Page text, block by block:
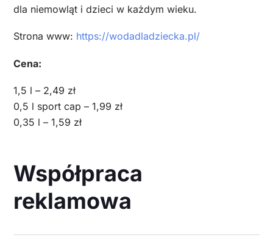
dla niemowląt i dzieci w każdym wieku.
Strona www: https://wodadladziecka.pl/
Cena:
1,5 l – 2,49 zł
0,5 l sport cap – 1,99 zł
0,35 l – 1,59 zł
Współpraca
reklamowa